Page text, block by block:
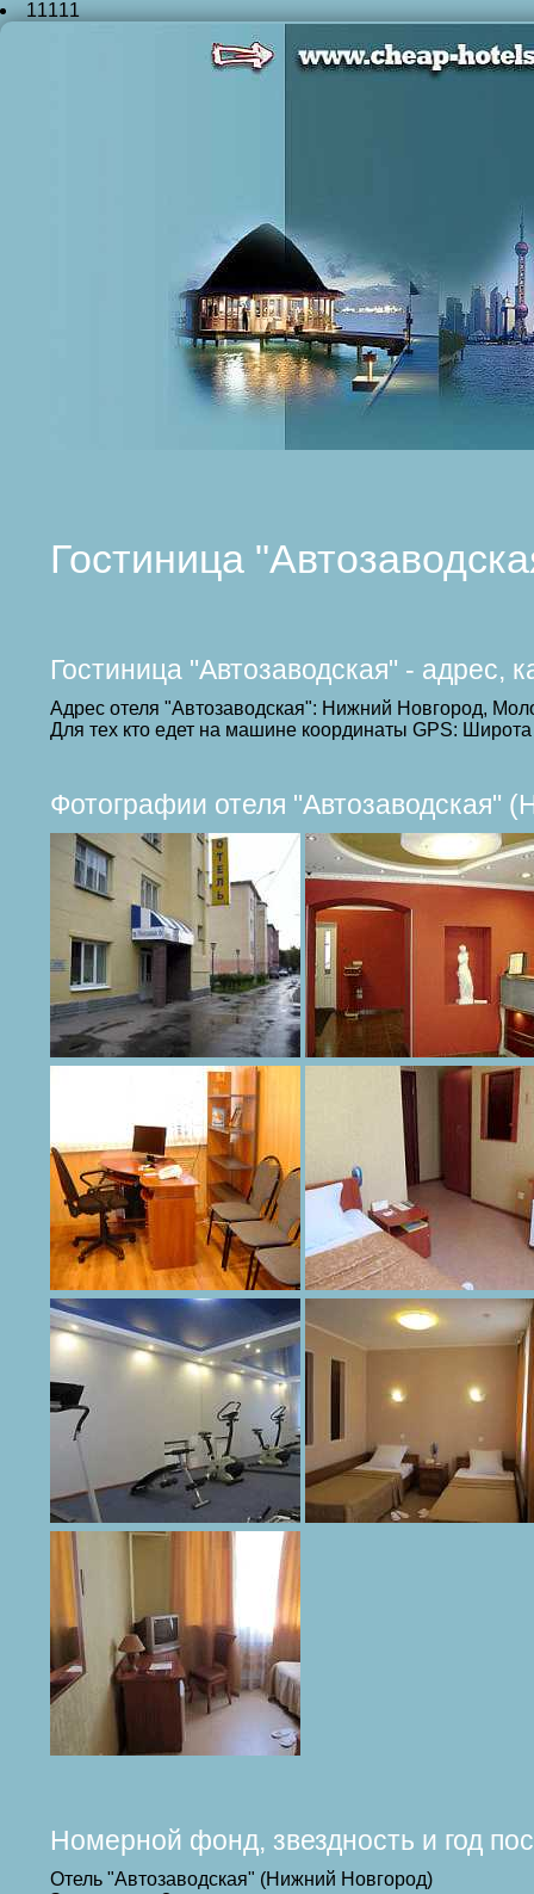
11111
Гостиница
Гостиница "Автозаводская" - адрес,
Адрес отеля "Автозаводская": Нижний Новгород,
Для тех кто едет на машине координаты GPS:
Фотографии отеля "Автозаводская"
Номерной фонд, звездность и год
Отель "Автозаводская" (Нижний Новгород)